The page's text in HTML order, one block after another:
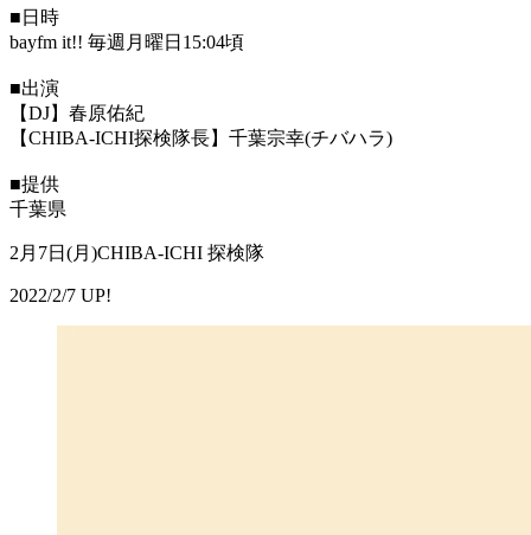
■日時
bayfm it!! 毎週月曜日15:04頃
■出演
【DJ】春原佑紀
【CHIBA-ICHI探検隊長】千葉宗幸(チバハラ)
■提供
千葉県
2月7日(月)CHIBA-ICHI 探検隊
2022/2/7 UP!